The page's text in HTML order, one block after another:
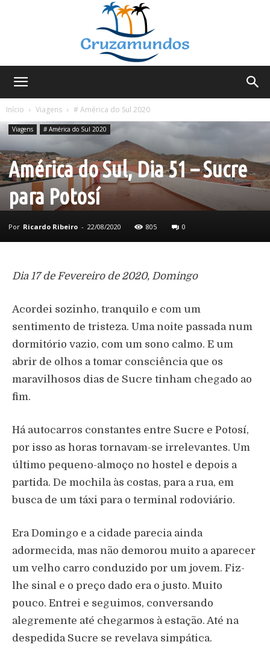
Início
Viagens # América do Sul 2020
Viagens # América do Sul 2020
América do Sul, Dia 51 – Sucre
para Potosí
Por Ricardo Ribeiro - 22/08/2020 805 0
Dia 17 de Fevereiro de 2020, Domingo
Acordei sozinho, tranquilo e com um
sentimento de tristeza. Uma noite passada num
dormitório vazio, com um sono calmo. E um
abrir de olhos a tomar consciência que os
maravilhosos dias de Sucre tinham chegado ao
fim.
Há autocarros constantes entre Sucre e Potosí,
por isso as horas tornavam-se irrelevantes. Um
último pequeno-almoço no hostel e depois a
partida. De mochila às costas, para a rua, em
busca de um táxi para o terminal rodoviário.
Era Domingo e a cidade parecia ainda
adormecida, mas não demorou muito a aparecer
um velho carro conduzido por um jovem. Fiz-
lhe sinal e o preço dado era o justo. Muito
pouco. Entrei e seguimos, conversando
alegremente até chegarmos à estação. Até na
despedida Sucre se revelava simpática.